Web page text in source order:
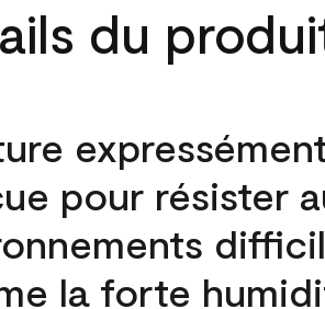
du
pour résister
la forte